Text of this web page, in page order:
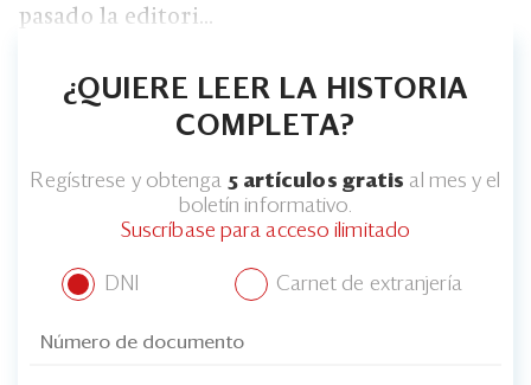
pasado la editori...
¿QUIERE LEER LA HISTORIA
COMPLETA?
Regístrese y obtenga 5 artículos gratis al mes y el
boletín informativo.
Suscríbase para acceso ilimitado
DNI Carnet de extranjería